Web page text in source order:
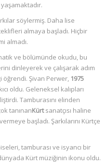
söylermiş. Daha lise
almaya başladı. Hiçbir
almadı.
ve bölümünde okudu, bu
dinleyerek ve çalışarak adım
öğrendi. Şivan Perwer, 1975
oldu. Geleneksel kalıpları
Tamburasını elinden
tanınanKürtsanatçısı haline
başladı. Şarkılarını Kürtçe
tamburası ve isyancı bir
Kürt müziğinin ikonu oldu.